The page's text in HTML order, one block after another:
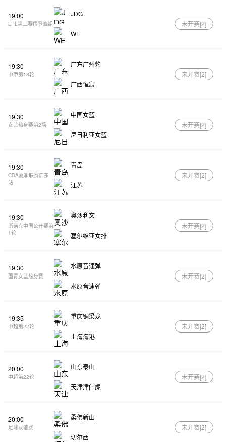
19:00
LPL第三赛段登峰组
JDG
WE
未开赛[2]
19:30
中甲第18轮
广东广州豹
广西恒宸
未开赛[2]
19:30
女篮热身赛第2场
中国女篮
尼日利亚女篮
未开赛[2]
19:30
CBA夏季联赛启东
站
青岛
江苏
未开赛[2]
19:30
斯诺克中国公开赛第
1轮
奥沙利文
塞尔维亚女排
未开赛[2]
19:30
国青女篮热身赛
水原音速弹
水原音速弹
未开赛[2]
19:35
中超第22轮
重庆铜梁龙
上海海港
未开赛[2]
20:00
中超第22轮
山东泰山
天津津门虎
未开赛[2]
20:00
足球友谊赛
柔佛新山
切尔西
未开赛[2]